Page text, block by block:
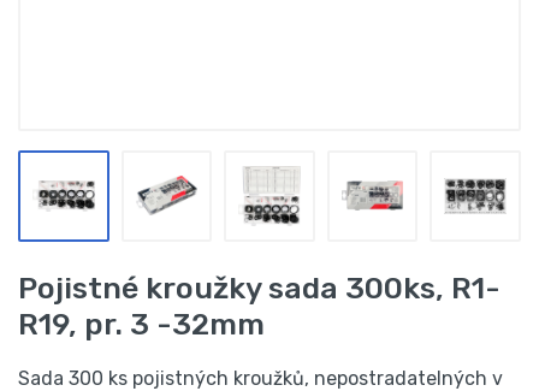
Pojistné kroužky sada 300ks, R1-
R19, pr. 3 -32mm
Sada 300 ks pojistných kroužků, nepostradatelných v